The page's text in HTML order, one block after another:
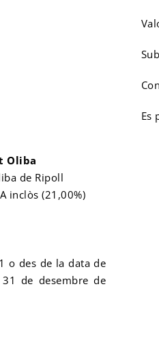
Es
Oliba
de Ripoll
inclòs (21,00%)
o des de la data de
de desembre de